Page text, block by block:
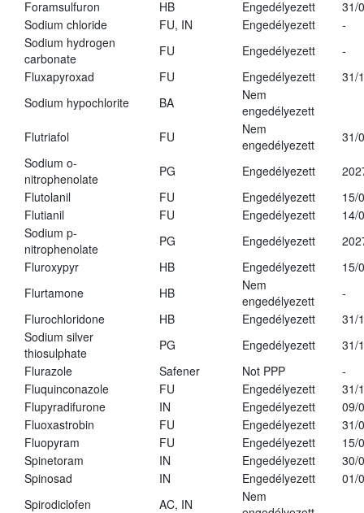
Foramsulfuron
HB Engedélyezett
31/
Sodium chloride
FU, IN Engedélyezett
-
Sodium hydrogen
carbonate
FU Engedélyezett
-
Fluxapyroxad
FU Engedélyezett
31/
Sodium hypochlorite
BA
Nem
engedélyezett
Flutriafol
FU
Nem
engedélyezett
31/
Sodium o-
nitrophenolate
PG Engedélyezett
Flutolanil
FU Engedélyezett
15/
Flutianil
FU Engedélyezett
14/
Sodium p-
nitrophenolate
PG Engedélyezett
Fluroxypyr
HB Engedélyezett
15/
Flurtamone
HB
Nem
engedélyezett
-
Flurochloridone
HB Engedélyezett
31/
Sodium silver
thiosulphate
PG Engedélyezett
31/
Flurazole
Safener Not PPP
-
Fluquinconazole
FU Engedélyezett
31/
Flupyradifurone
IN Engedélyezett
09/
Fluoxastrobin
FU Engedélyezett
31/
Fluopyram
FU Engedélyezett
15/
Spinetoram
IN Engedélyezett
30/
Spinosad
IN Engedélyezett
01/
Spirodiclofen
AC, IN
Nem